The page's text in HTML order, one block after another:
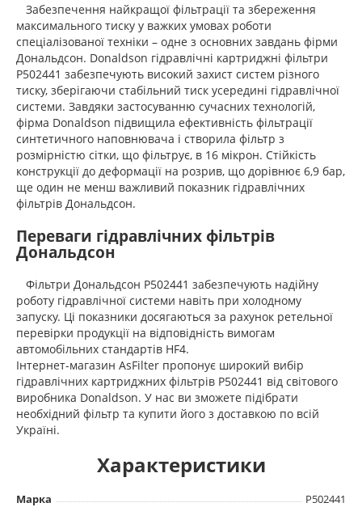
Забезпечення найкращої фільтрації та збереження
максимального тиску у важких умовах роботи
спеціалізованої техніки – одне з основних завдань фірми
Дональдсон. Donaldson гідравлічні картриджні фільтри
P502441 забезпечують високий захист систем різного
тиску, зберігаючи стабільний тиск усередині гідравлічної
системи. Завдяки застосуванню сучасних технологій,
фірма Donaldson підвищила ефективність фільтрації
синтетичного наповнювача і створила фільтр з
розмірністю сітки, що фільтрує, в 16 мікрон. Стійкість
конструкції до деформації на розрив, що дорівнює 6,9 бар,
ще один не менш важливий показник гідравлічних
фільтрів Дональдсон.
Переваги гідравлічних фільтрів
Дональдсон
Фільтри Дональдсон P502441 забезпечують надійну
роботу гідравлічної системи навіть при холодному
запуску. Ці показники досягаються за рахунок ретельної
перевірки продукції на відповідність вимогам
автомобільних стандартів HF4.
Інтернет-магазин AsFilter пропонує широкий вибір
гідравлічних картриджних фільтрів P502441 від світового
виробника Donaldson. У нас ви зможете підібрати
необхідний фільтр та купити його з доставкою по всій
Україні.
Характеристики
Марка P502441